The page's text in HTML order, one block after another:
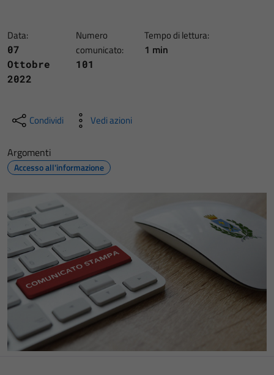
Data:
07
Ottobre
2022
Numero
comunicato:
101
Tempo di lettura:
1 min
Condividi Vedi azioni
Argomenti
Accesso all'informazione